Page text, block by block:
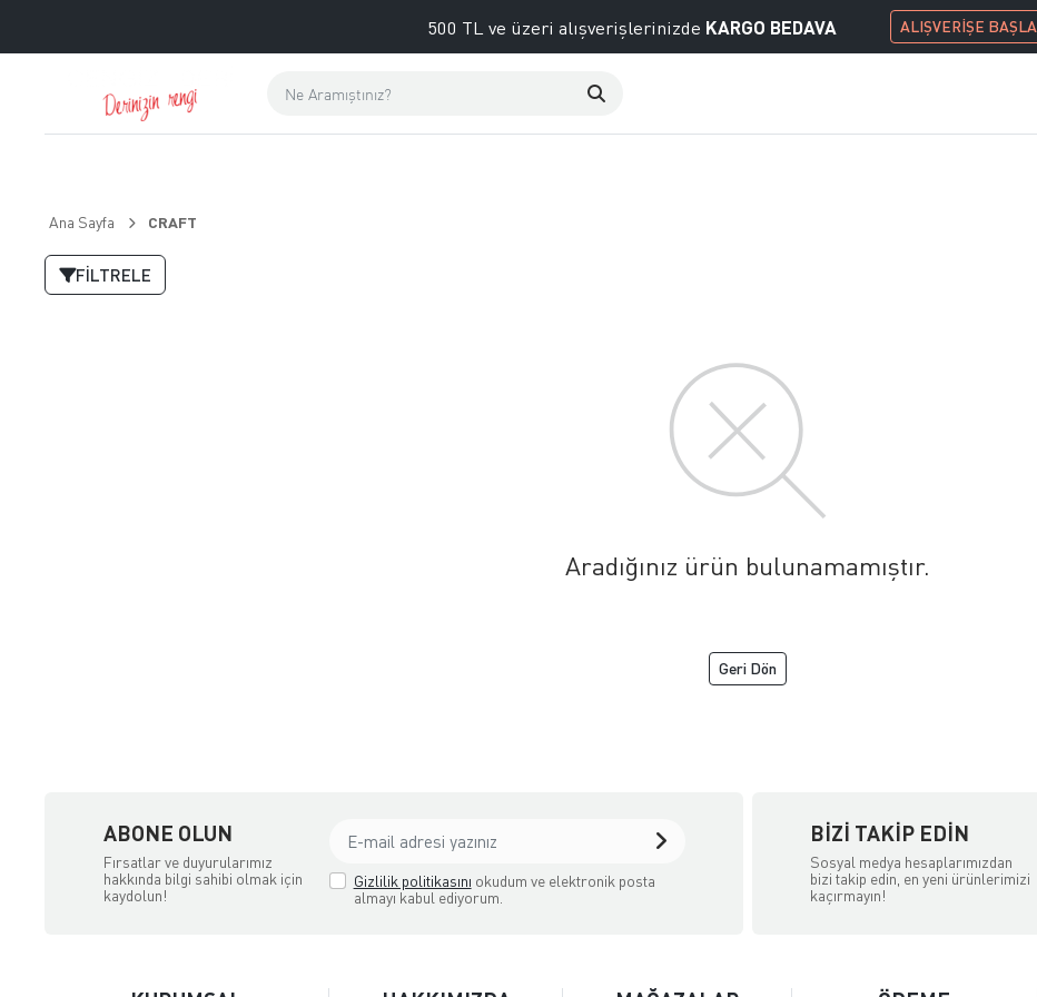
500 TL ve üzeri alışverişlerinizde KARGO BEDAVA ALIŞVERİŞE BAŞLA
Ana Sayfa CRAFT
FILTRELE
Aradığınız ürün bulunamamıştır.
Geri Dön
ABONE OLUN
Fırsatlar ve duyurularımız
hakkında bilgi sahibi olmak için
kaydolun!
Gizlilik politikasını okudum ve elektronik posta
almayı kabul ediyorum.
BIZI TAKIP EDIN
Sosyal medya hesaplarımızdan
bizi takip edin, en yeni ürünlerimizi
kaçırmayın!